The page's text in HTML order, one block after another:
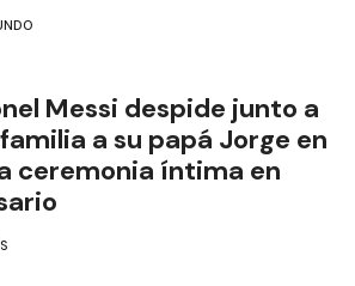
Messi despide junto a
a su papá Jorge en
ceremonia íntima en